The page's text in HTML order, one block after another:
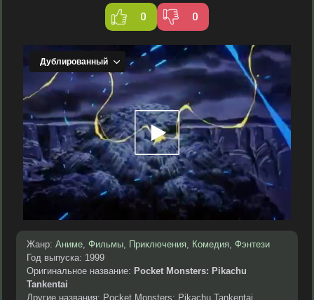
0 0
Жанр: Аниме, Фильмы, Приключения, Комедия, Фэнтези
Год выпуска: 1999
Оригинальное название: Pocket Monsters: Pikachu
Tankentai
Другие названия: Pocket Monsters: Pikachu Tankentai